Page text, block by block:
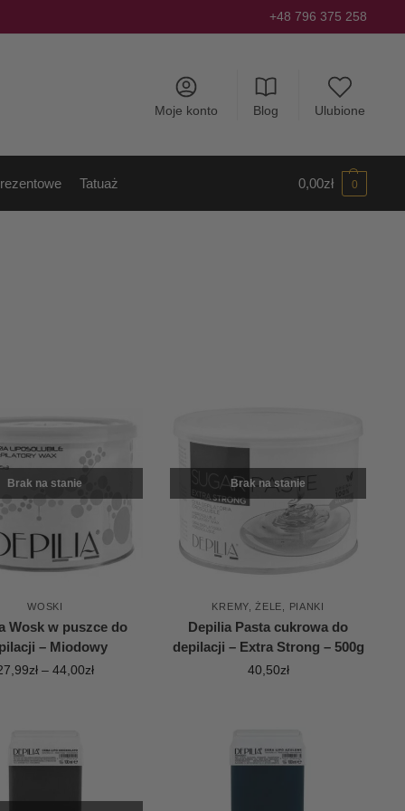
+48 796 375 258
Moje konto Blog Ulubione
Tatuaż 0,00zł 0
Brak na stanie
WOSKI
Wosk w puszce do
– Miodowy
zł – 44,00zł
Brak na stanie
KREMY, ŻELE, PIANKI
Depilia Pasta cukrowa do
depilacji – Extra Strong – 500g
40,50zł